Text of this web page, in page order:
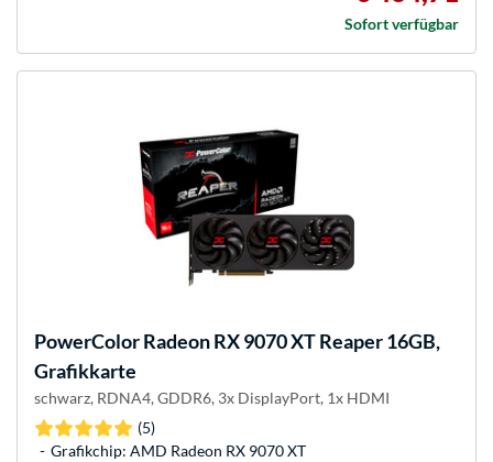
Sofort verfügbar
PowerColorRadeon RX 9070 XT Reaper 16GB,
Grafikkarte
schwarz, RDNA4, GDDR6, 3x DisplayPort, 1x HDMI
(5)
Grafikchip: AMD Radeon RX 9070 XT